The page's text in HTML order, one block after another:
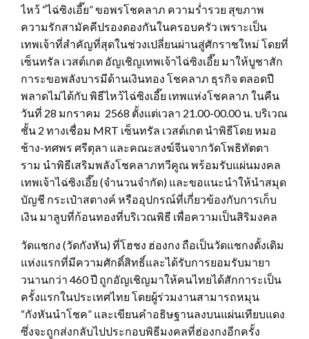
ไหว้ “ไฉ่ซิงเอี๊ย” ขอพรโชคลาภ ความร่ำรวย สุขภาพ
ความรักสามัคคีปรองดองกันในครอบครัว เพราะเป็น
เทพเจ้าที่สำคัญที่สุดในช่วงเปลี่ยนผ่านสู่ศักราชใหม่ โดยที่
เซ็นทรัล เวสต์เกต อัญเชิญเทพเจ้าไฉ่ซิงเอี๊ย มาให้บูชาสัก
การะขอพลังบารมีด้านเงินทอง โชคลาภ ธุรกิจ ตลอดปี
พลาดไม่ได้กับ พิธีไหว้ไฉ่ซิงเอี๊ย เทพแห่งโชคลาภ ในคืน
วันที่ 28 มกราคม 2568 ตั้งแต่เวลา 21.00-00.00 น. บริเวณ
ชั้น 2 ทางเชื่อม MRT เซ็นทรัล เวสต์เกต นำพิธีโดย หมอ
ช้าง-ทศพร ศรีตุลา และคณะสงฆ์จีนจากวัดโพธิทัตตา
ราม นำพิธีเสริมพลังโชคลาภทวีคูณ พร้อมรับแผ่นมงคล
เทพเจ้าไฉ่ซิงเอี๊ย (จำนวนจำกัด) และขอแนะนำให้นำสมุด
บัญชี กระเป๋าสตางค์ หรืออุปกรณ์ที่เกี่ยวข้องกับการเก็บ
เงิน มาลูบที่ก้อนทองที่บริเวณพิธี เพื่อความเป็นสิริมงคล
วัดแชกง (วัดกังหัน) ที่โฮชง ฮ่องกง ถือเป็นวัดแชกงดั้งเดิม
แห่งแรกที่มีความศักดิ์สิทธิ์และได้รับการยอมรับมายา
วนานกว่า 460 ปี ถูกอัญเชิญมาให้คนไทยได้สักการะเป็น
ครั้งแรกในประเทศไทย โดยผู้ร่วมงานสามารถหมุน
“กังหันนำโชค” และเขียนคำอธิษฐานลงบนแผ่นเทียบแดง
ซึ่งจะถูกส่งกลับไปประกอบพิธีมงคลที่ฮ่องกงอีกครั้ง